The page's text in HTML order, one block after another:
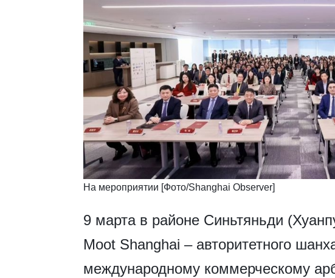
На мероприятии [Фото/Shanghai Observer]
9 марта в районе Синьтяньди
Moot Shanghai – авторитетного
международному коммерческому